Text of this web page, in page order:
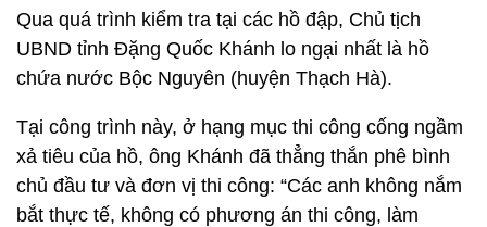
Qua quá trình kiểm tra tại các hồ đập, Chủ tịch
UBND tỉnh Đặng Quốc Khánh lo ngại nhất là hồ
chứa nước Bộc Nguyên (huyện Thạch Hà).
Tại công trình này, ở hạng mục thi công cống ngầm
xả tiêu của hồ, ông Khánh đã thẳng thắn phê bình
chủ đầu tư và đơn vị thi công: “Các anh không nắm
bắt thực tế, không có phương án thi công, làm